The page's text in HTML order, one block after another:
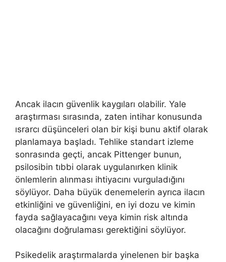
Ancak ilacın güvenlik kaygıları olabilir. Yale
araştırması sırasında, zaten intihar konusunda
ısrarcı düşünceleri olan bir kişi bunu aktif olarak
planlamaya başladı. Tehlike standart izleme
sonrasında geçti, ancak Pittenger bunun,
psilosibin tıbbi olarak uygulanırken klinik
önlemlerin alınması ihtiyacını vurguladığını
söylüyor. Daha büyük denemelerin ayrıca ilacın
etkinliğini ve güvenliğini, en iyi dozu ve kimin
fayda sağlayacağını veya kimin risk altında
olacağını doğrulaması gerektiğini söylüyor.
Psikedelik araştırmalarda yinelenen bir başka